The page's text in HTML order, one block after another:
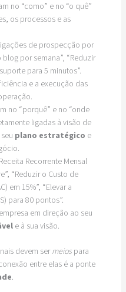
no “como” e no “o quê”
os processos e as
de prospecção por
por semana”, “Reduzir
para 5 minutos”.
e a execução das
no “porquê” e no “onde
ligadas à visão de
plano estratégico e
Recorrente Mensal
“Reduzir o Custo de
em 15%”, “Elevar a
para 80 pontos”.
em direção ao seu
e à sua visão.
devem sermeiospara
entre elas é a ponte
.